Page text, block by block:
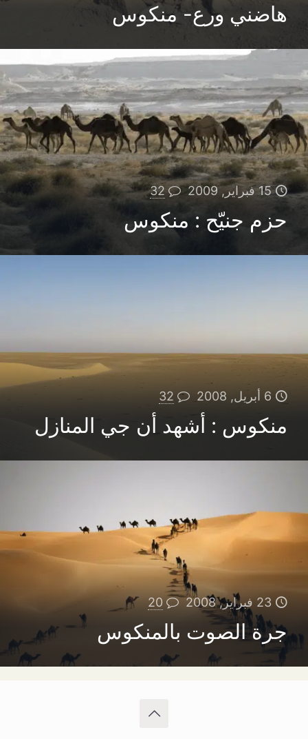
هاضني ورع- منكوس
15 فبراير, 2009 32
حزم جنيّح : منكوس
6 أبريل, 2008 32
منكوس : أشهد أن جي المنازل
23 فبراير, 2008 20
جرة الصوت بالمنكوس